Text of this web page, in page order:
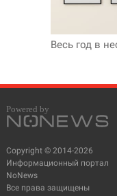
Весь год в
Copyright © 2014-2026
Информационный портал
NoNews
Все права защищены